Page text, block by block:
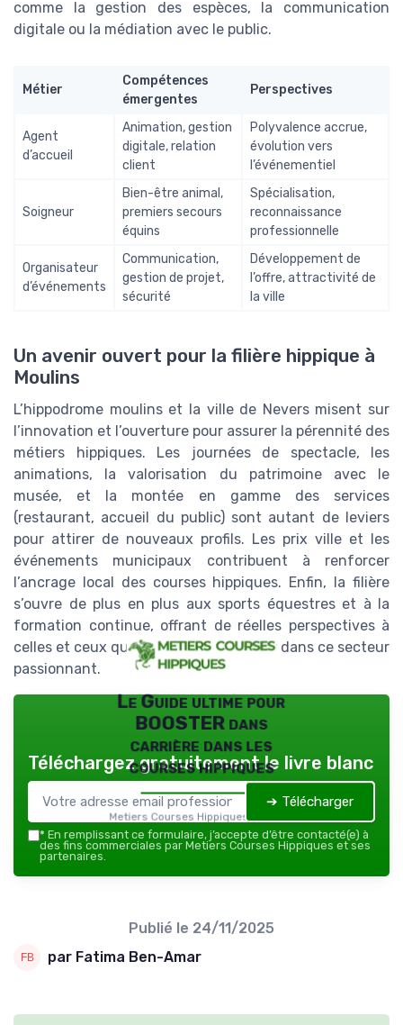
comme la gestion des espèces, la communication
digitale ou la médiation avec le public.
Métier
Compétences
émergentes
Perspectives
Agent
d’accueil
Animation, gestion
digitale, relation
client
Polyvalence accrue,
évolution vers
l’événementiel
Soigneur
Bien-être animal,
premiers secours
équins
Spécialisation,
reconnaissance
professionnelle
Organisateur
d’événements
Communication,
gestion de projet,
sécurité
Développement de
l’offre, attractivité de
la ville
Un avenir ouvert pour la filière hippique à
Moulins
L’hippodrome moulins et la ville de Nevers misent sur
l’innovation et l’ouverture pour assurer la pérennité des
métiers hippiques. Les journées de spectacle, les
animations, la valorisation du patrimoine avec le
musée, et la montée en gamme des services
(restaurant, accueil du public) sont autant de leviers
pour attirer de nouveaux profils. Les prix ville et les
événements municipaux contribuent à renforcer
l’ancrage local des courses hippiques. Enfin, la filière
s’ouvre de plus en plus aux sports équestres et à la
formation continue, offrant de réelles perspectives à
celles et ceux qui souhaitent s’investir dans ce secteur
passionnant.
Le Guide ultime pour
BOOSTER dans
carrière dans les
courses hippiques
Metiers Courses Hippiques — 2026
Téléchargez gratuitement le livre blanc
➔ Télécharger
* En remplissant ce formulaire, j’accepte d’être contacté(e) à
des fins commerciales par Metiers Courses Hippiques et ses
partenaires.
Publié le 24/11/2025
par Fatima Ben-Amar